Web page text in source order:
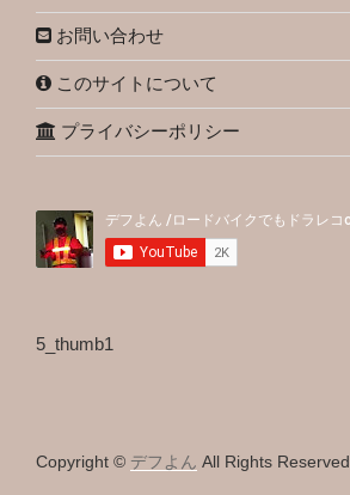
お問い合わせ
このサイトについて
プライバシーポリシー
5_thumb1
Copyright © デフよん All Rights Reserved.